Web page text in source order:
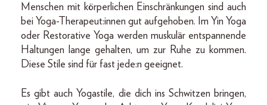
Menschen mit körperlichen Einschränkungen sind auch
bei Yoga-Therapeut:innen gut aufgehoben. Im Yin Yoga
oder Restorative Yoga werden muskulär entspannende
Haltungen lange gehalten, um zur Ruhe zu kommen.
Diese Stile sind für fast jede:n geeignet.
Es gibt auch Yogastile, die dich ins Schwitzen bringen,